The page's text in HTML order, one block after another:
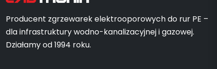
Producent zgrzewarek elektrooporowych do rur PE –
dla infrastruktury wodno-kanalizacyjnej i gazowej.
Działamy od 1994 roku.